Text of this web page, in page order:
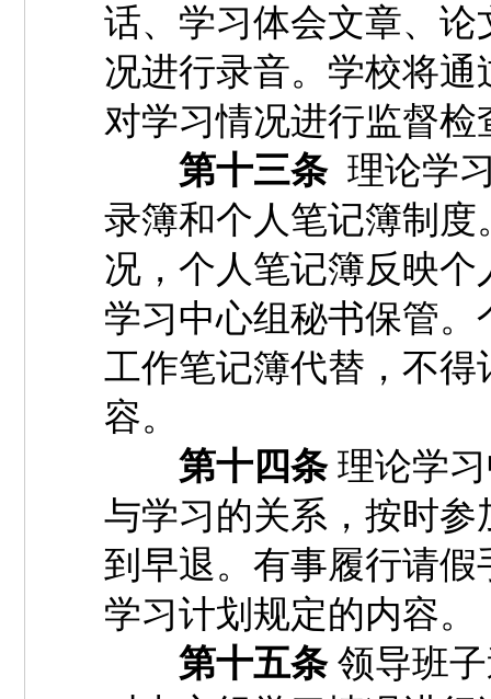
话、学习体会文章、
况进行录音。学校将
对学习情况进行监督检
第十三条理论学
录簿和个人笔记簿制
况，个人笔记簿反映
学习中心组秘书保管
工作笔记簿代替，不
容。
第十四条理论学习
与学习的关系，按时
到早退。有事履行请
学习计划规定的内容。
第十五条领导班子